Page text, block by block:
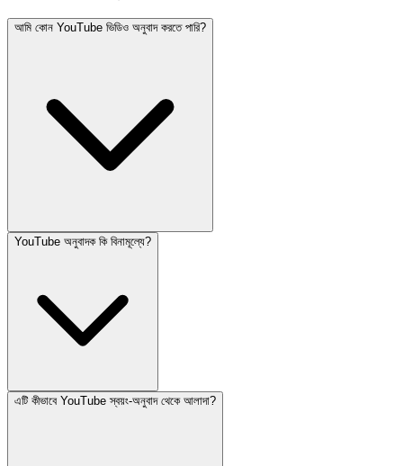
আমি কোন YouTube ভিডিও অনুবাদ করতে পারি?
YouTube অনুবাদক কি বিনামূল্যে?
এটি কীভাবে YouTube স্বয়ং-অনুবাদ থেকে আলাদা?